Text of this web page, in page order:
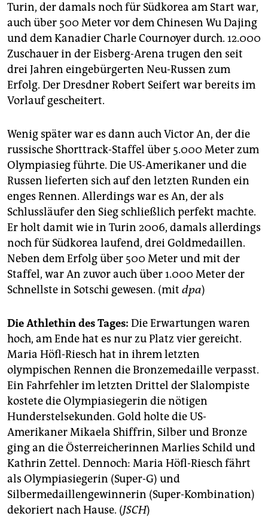
genossenschaft
epaper login
Turin, der damals noch für Südkorea am Start war,
auch über 500 Meter vor dem Chinesen Wu Dajing
und dem Kanadier Charle Cournoyer durch. 12.000
Zuschauer in der Eisberg-Arena trugen den seit
drei Jahren eingebürgerten Neu-Russen zum
Erfolg. Der Dresdner Robert Seifert war bereits im
Vorlauf gescheitert.
Wenig später war es dann auch Victor An, der die
russische Shorttrack-Staffel über 5.000 Meter zum
Olympiasieg führte. Die US-Amerikaner und die
Russen lieferten sich auf den letzten Runden ein
enges Rennen. Allerdings war es An, der als
Schlussläufer den Sieg schließlich perfekt machte.
Er holt damit wie in Turin 2006, damals allerdings
noch für Südkorea laufend, drei Goldmedaillen.
Neben dem Erfolg über 500 Meter und mit der
Staffel, war An zuvor auch über 1.000 Meter der
Schnellste in Sotschi gewesen. (mit dpa)
Die Athlethin des Tages: Die Erwartungen waren
hoch, am Ende hat es nur zu Platz vier gereicht.
Maria Höfl-Riesch hat in ihrem letzten
olympischen Rennen die Bronzemedaille verpasst.
Ein Fahrfehler im letzten Drittel der Slalompiste
kostete die Olympiasiegerin die nötigen
Hunderstelsekunden. Gold holte die US-
Amerikaner Mikaela Shiffrin, Silber und Bronze
ging an die Österreicherinnen Marlies Schild und
Kathrin Zettel. Dennoch: Maria Höfl-Riesch fährt
als Olympiasiegerin (Super-G) und
Silbermedaillengewinnerin (Super-Kombination)
dekoriert nach Hause. (JSCH)